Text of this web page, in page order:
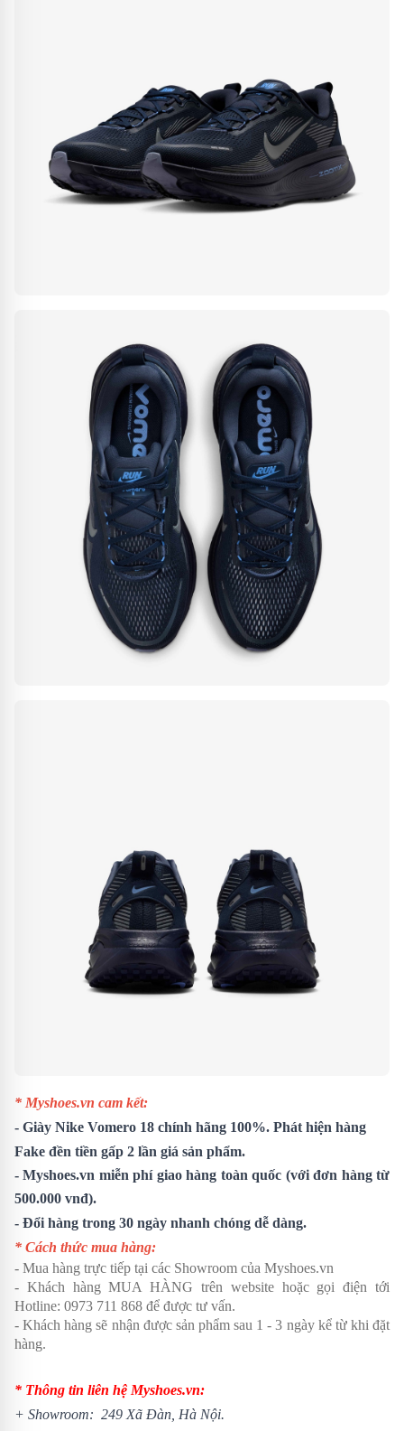
* Myshoes.vn cam kết:
- Giày Nike Vomero 18 chính hãng 100%. Phát hiện hàng
Fake đền tiền gấp 2 lần giá sản phẩm.
- Myshoes.vn miễn phí giao hàng toàn quốc (với đơn hàng từ
500.000 vnđ).
- Đổi hàng trong 30 ngày nhanh chóng dễ dàng.
* Cách thức mua hàng:
- Mua hàng trực tiếp tại các Showroom của Myshoes.vn
- Khách hàng MUA HÀNG trên website hoặc gọi điện tới
Hotline: 0973 711 868 để được tư vấn.
- Khách hàng sẽ nhận được sản phẩm sau 1 - 3 ngày kể từ khi đặt
hàng.
* Thông tin liên hệ Myshoes.vn:
+ Showroom: 249 Xã Đàn, Hà Nội.